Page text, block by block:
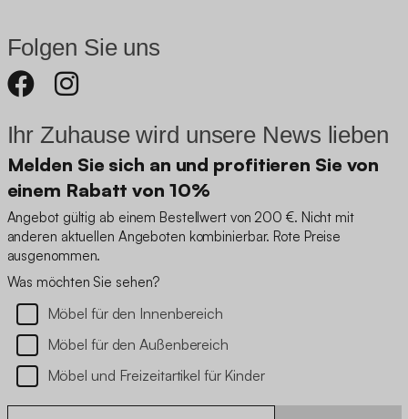
Folgen Sie uns
Ihr Zuhause wird unsere News lieben
Melden Sie sich an und profitieren Sie von
einem Rabatt von 10%
Angebot gültig ab einem Bestellwert von 200 €. Nicht mit
anderen aktuellen Angeboten kombinierbar. Rote Preise
ausgenommen.
Was möchten Sie sehen?
Möbel für den Innenbereich
Möbel für den Außenbereich
Möbel und Freizeitartikel für Kinder